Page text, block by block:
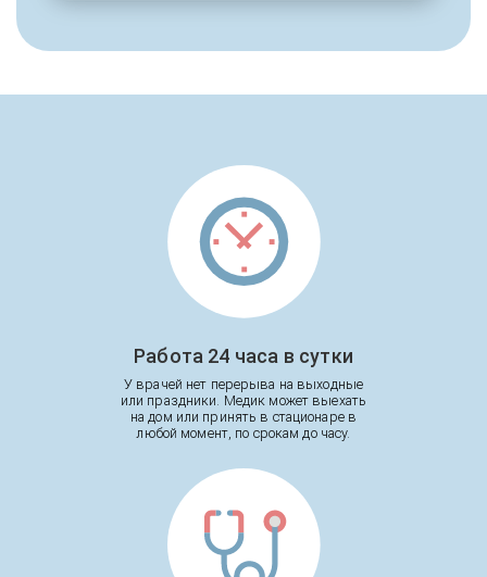
Работа 24 часа в сутки
У врачей нет перерыва на выходные
или праздники. Медик может выехать
на дом или принять в стационаре в
любой момент, по срокам до часу.